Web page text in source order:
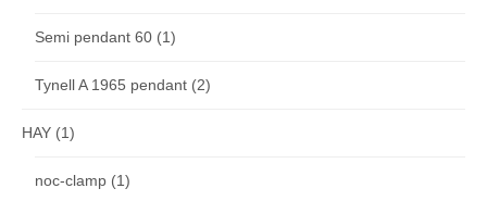
Semi pendant 60 (1)
Tynell A 1965 pendant (2)
HAY (1)
noc-clamp (1)